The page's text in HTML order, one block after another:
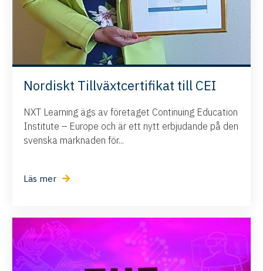
Nordiskt Tillväxtcertifikat till CEI
NXT Learning ägs av företaget Continuing Education
Institute – Europe och är ett nytt erbjudande på den
svenska marknaden för...
Läs mer